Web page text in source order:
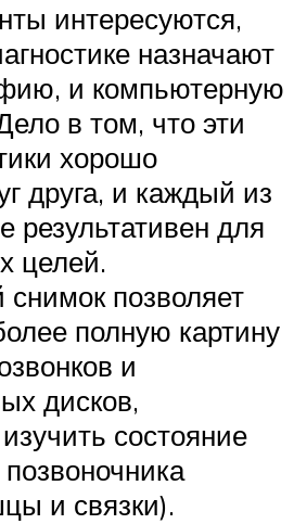
интересуются,
назначают
и компьютерную
в том, что эти
хорошо
друга, и каждый из
результативен для
целей.
снимок позволяет
полную картину
и
дисков,
состояние
и связки).